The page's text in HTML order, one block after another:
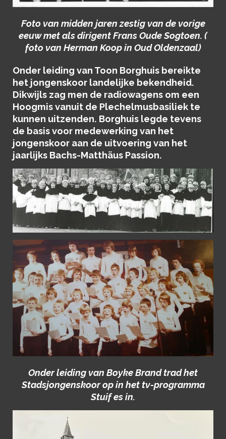
Foto van midden jaren zestig van de vorige
eeuw met als dirigent Frans Oude Sogtoen. (
foto van Herman Koop in Oud Oldenzaal)
Onder leiding van Toon Borghuis bereikte
het jongenskoor landelijke bekendheid.
Dikwijls zag men de radiowagens om een
Hoogmis vanuit de Plechelmusbasiliek te
kunnen uitzenden. Borghuis legde tevens
de basis voor medewerking van het
jongenskoor aan de uitvoering van het
jaarlijks Bachs-Matthäus Passion.
Onder leiding van Boyke Brand trad het
Stadsjongenskoor op in het tv-programma
Stuif es in.